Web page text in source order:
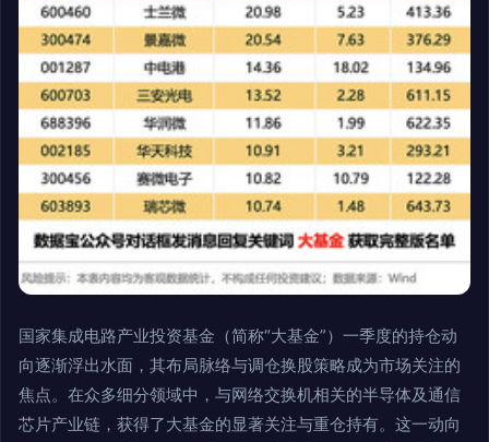
国家集成电路产业投资基金（简称“大基金”）一季度的持仓动
向逐渐浮出水面，其布局脉络与调仓换股策略成为市场关注的
焦点。在众多细分领域中，与网络交换机相关的半导体及通信
芯片产业链，获得了大基金的显著关注与重仓持有。这一动向